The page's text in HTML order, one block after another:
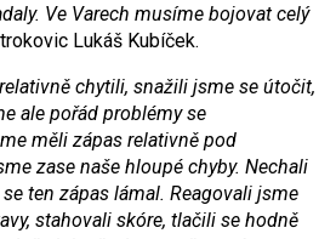
Ve Varech musíme bojovat celý
Lukáš Kubíček.
tivně chytili, snažili jsme se útočit,
ale pořád problémyse
měli zápas relativně pod
zase naše hloupé chyby. Nechali
ten zápas lámal. Reagovali jsme
stahovali skóre, tlačili se hodně